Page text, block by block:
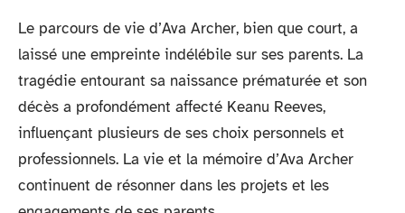
Le parcours de vie d’Ava Archer, bien que court, a
laissé une empreinte indélébile sur ses parents. La
tragédie entourant sa naissance prématurée et son
décès a profondément affecté Keanu Reeves,
influençant plusieurs de ses choix personnels et
professionnels. La vie et la mémoire d’Ava Archer
continuent de résonner dans les projets et les